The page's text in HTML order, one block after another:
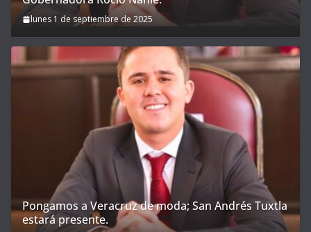
lunes 1 de septiembre de 2025
Pongamos a Veracruz de moda; San Andrés Tuxtla
estará presente.